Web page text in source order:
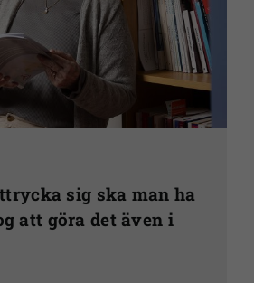
sig ska man ha
att göra det även i